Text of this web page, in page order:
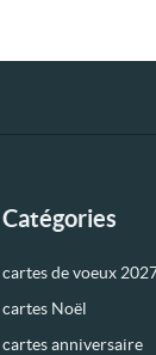
Catégories
cartes de voeux
cartes Noël
cartes anniversaire